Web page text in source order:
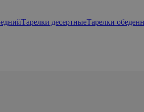
Тарелки десертныеТарелки